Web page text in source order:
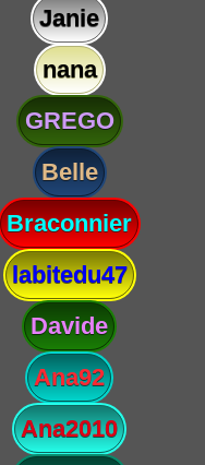
Janie
nana
GREGO
Belle
Braconnier
labitedu47
Davide
Ana92
Ana2010